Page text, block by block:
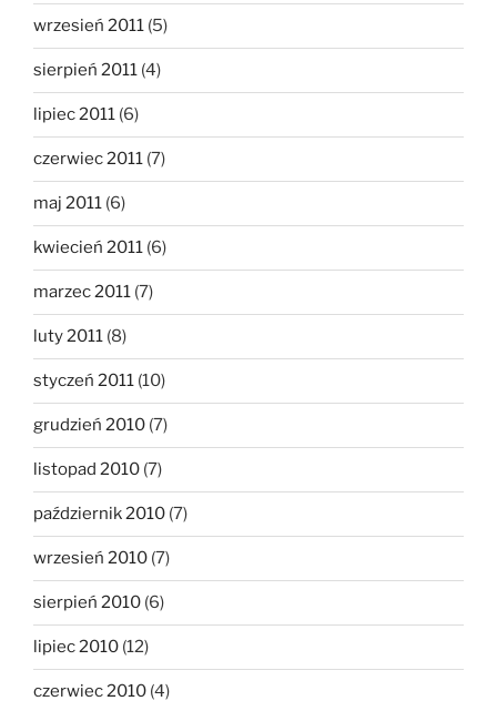
wrzesień 2011 (5)
sierpień 2011 (4)
lipiec 2011 (6)
czerwiec 2011 (7)
maj 2011 (6)
kwiecień 2011 (6)
marzec 2011 (7)
luty 2011 (8)
styczeń 2011 (10)
grudzień 2010 (7)
listopad 2010 (7)
październik 2010 (7)
wrzesień 2010 (7)
sierpień 2010 (6)
lipiec 2010 (12)
czerwiec 2010 (4)